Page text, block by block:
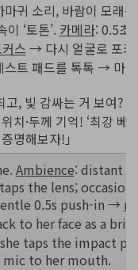
마귀 소리, 바람이 모래
이 ‘토톤’. 카메라: 0.5초
스 → 다시 얼굴로 포
스트 패드를 톡톡 → 마
, 빛 감싸는 거 보여?
치·두께 기억! ‘최강 베
명해보자!」
Ambience: distant
the lens;
0.5s push-in →
to her face as a
taps the impact
to her mouth.